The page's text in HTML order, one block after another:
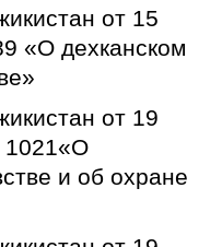
от 15
«О дехканском
от 19
1021«О
и об охране